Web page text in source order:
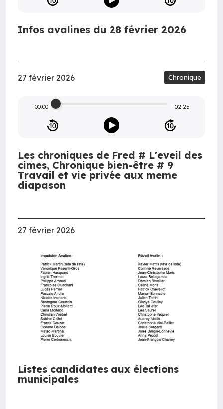
Infos avalines du 28 février 2026
27 février 2026 Chronique
00:00 02:25
Les chroniques de Fred # L'eveil des
cimes, Chronique bien-être # 9
Travail et vie privée aux meme
diapason
27 février 2026
Listes candidates aux élections
municipales